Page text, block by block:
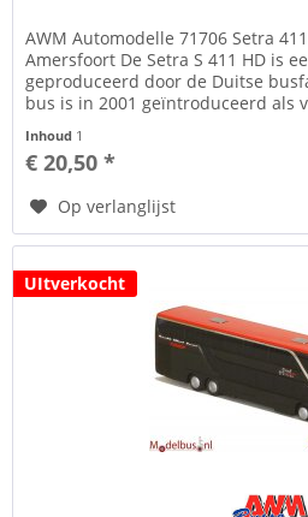
AWM Automodelle 71706 Setra
Amersfoort De Setra S 411 HD is
geproduceerd door de Duitse
bus is in 2001 geïntroduceerd als
Inhoud 1
€ 20,50 *
Op verlanglijst
UItverkocht